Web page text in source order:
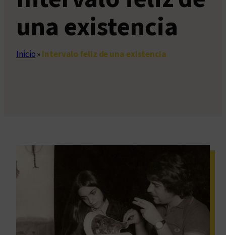
una existencia
Inicio»Intervalo feliz de una existencia